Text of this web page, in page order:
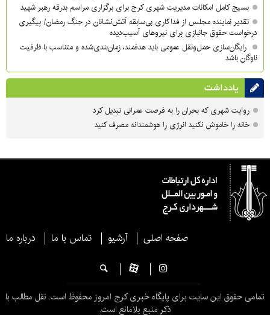
بسیج کامل امکانات مدیریت شهری کرج برای برگزاری مراسم بدرقه رهبر شهید
تقدیر نماینده مجلس از فداکاری بی‌سابقه آتش‌نشانان در جنگ رمضان/ پیگیری
درخواست حقوق جانبازی برای نیروهای آسیب‌دیده
رایگان‌سازی حمل‌ونقل عمومی باید هدفمند، زمان‌بندی‌شده و متناسب با ظرفیت
ناوگان باشد
یادداشت
روایت شهری که بحران را به فرصت عمرانی تبدیل کرد
خانه را خاموش نکنید انرژی را هوشمندانه مصرف کنید
صفحه اصلی آرشیو تماس با ما درباره ما
تمامی حقوق این سایت برای پایگاه خبری کرج امروز محفوظ است. نقل مطالب با
ذکر منبع بلامانع است.